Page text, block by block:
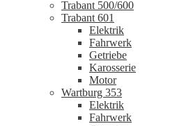
Trabant 500/600
Trabant 601
Elektrik
Fahrwerk
Getriebe
Karosserie
Motor
Wartburg 353
Elektrik
Fahrwerk